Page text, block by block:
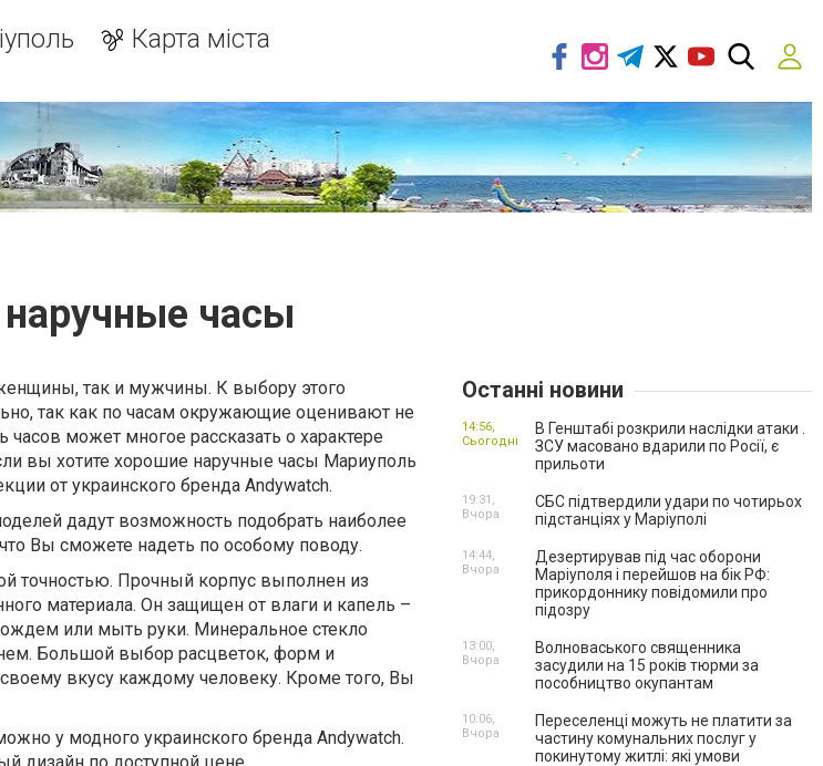
Карта міста
наручные часы
так и мужчины. К выбору этого
так как по часам окружающие оценивают не
часов может многое рассказать о характере
вы хотите хорошие наручные часы Мариуполь
от украинского бренда Andywatch.
дадут возможность подобрать наиболее
Вы сможете надеть по особому поводу.
точностью. Прочный корпус выполнен из
материала. Он защищен от влаги и капель –
или мыть руки. Минеральное стекло
Большой выбор расцветок, форм и
вкусу каждому человеку. Кроме того, Вы
у модного украинского бренда Andywatch.
Останні новини
В Генштабі розкрили наслідки атаки .
ЗСУ масовано вдарили по Росії, є
прильоти
14:56,
Сьогодні
СБС підтвердили удари по чотирьох
підстанціях у Маріуполі
19:31,
Вчора
Дезертирував під час оборони
Маріуполя і перейшов на бік РФ:
прикордоннику повідомили про
підозру
14:44,
Вчора
Волноваського священника
засудили на 15 років тюрми за
пособництво окупантам
13:00,
Вчора
Переселенці можуть не платити за
частину комунальних послуг у
покинутому житлі: які умови
10:06,
Вчора